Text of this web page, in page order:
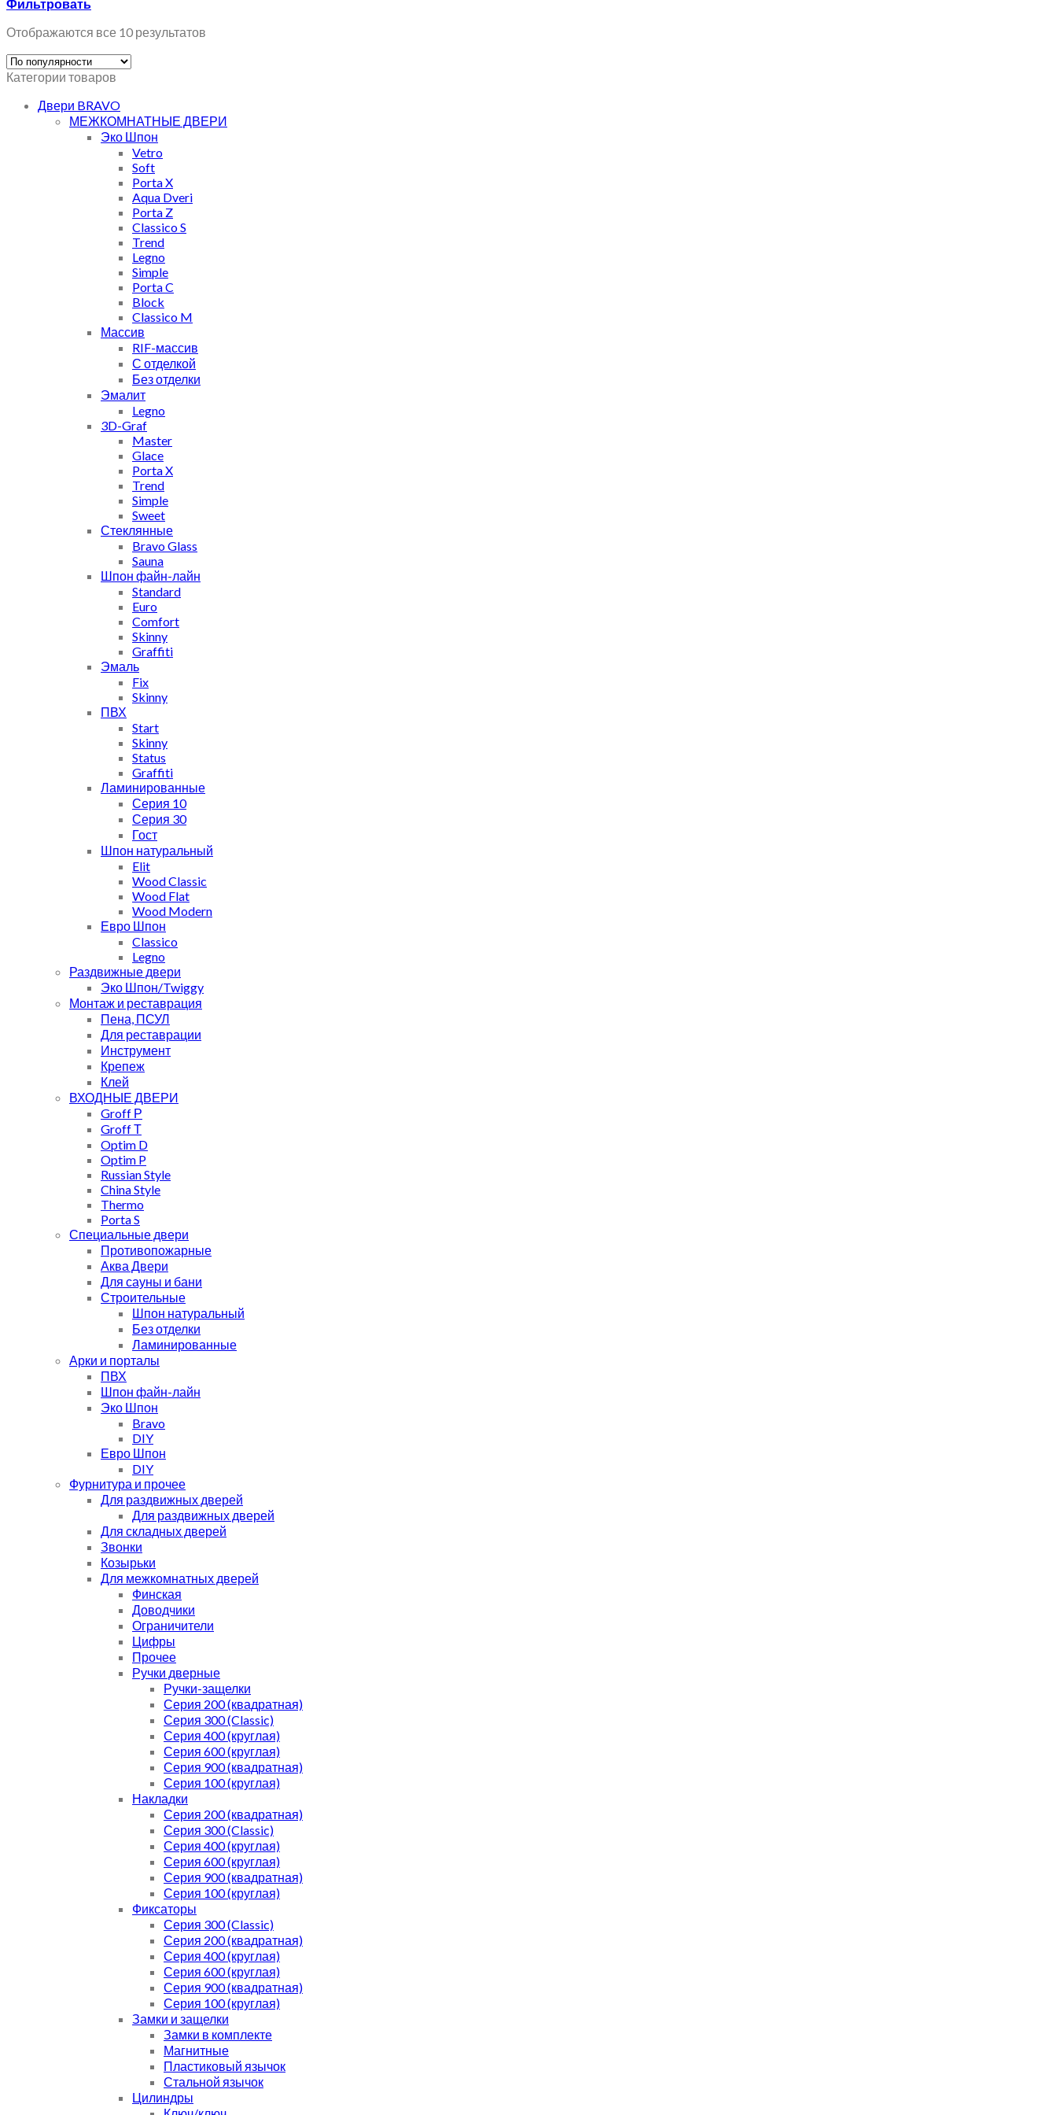
Фильтровать
Отображаются все 10 результатов
Категории товаров
Двери BRAVO
МЕЖКОМНАТНЫЕ ДВЕРИ
Эко Шпон
Vetro
Soft
Porta X
Aqua Dveri
Porta Z
Classico S
Trend
Legno
Simple
Porta C
Block
Classico M
Массив
RIF-массив
С отделкой
Без отделки
Эмалит
Legno
3D-Graf
Master
Glace
Porta X
Trend
Simple
Sweet
Стеклянные
Bravo Glass
Sauna
Шпон файн-лайн
Standard
Euro
Comfort
Skinny
Graffiti
Эмаль
Fix
Skinny
ПВХ
Start
Skinny
Status
Graffiti
Ламинированные
Серия 10
Серия 30
Гост
Шпон натуральный
Elit
Wood Classic
Wood Flat
Wood Modern
Евро Шпон
Classico
Legno
Раздвижные двери
Эко Шпон/Twiggy
Монтаж и реставрация
Пена, ПСУЛ
Для реставрации
Инструмент
Крепеж
Клей
ВХОДНЫЕ ДВЕРИ
Groff Р
Groff Т
Optim D
Optim P
Russian Style
China Style
Thermo
Porta S
Специальные двери
Противопожарные
Аква Двери
Для сауны и бани
Строительные
Шпон натуральный
Без отделки
Ламинированные
Арки и порталы
ПВХ
Шпон файн-лайн
Эко Шпон
Bravo
DIY
Евро Шпон
DIY
Фурнитура и прочее
Для раздвижных дверей
Для раздвижных дверей
Для складных дверей
Звонки
Козырьки
Для межкомнатных дверей
Финская
Доводчики
Ограничители
Цифры
Прочее
Ручки дверные
Ручки-защелки
Серия 200 (квадратная)
Серия 300 (Classic)
Серия 400 (круглая)
Серия 600 (круглая)
Серия 900 (квадратная)
Серия 100 (круглая)
Накладки
Серия 200 (квадратная)
Серия 300 (Classic)
Серия 400 (круглая)
Серия 600 (круглая)
Серия 900 (квадратная)
Серия 100 (круглая)
Фиксаторы
Серия 300 (Classic)
Серия 200 (квадратная)
Серия 400 (круглая)
Серия 600 (круглая)
Серия 900 (квадратная)
Серия 100 (круглая)
Замки и защелки
Замки в комплекте
Магнитные
Пластиковый язычок
Стальной язычок
Цилиндры